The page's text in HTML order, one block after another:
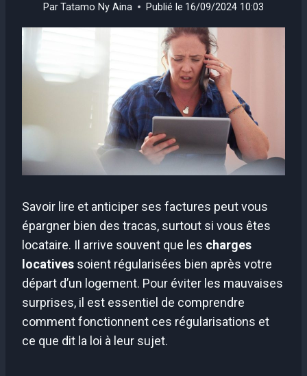
ParTatamo Ny Aina Publié le 16/09/2024 10:03
Savoir lire et anticiper ses factures peut vous
épargner bien des tracas, surtout si vous êtes
locataire. Il arrive souvent que les charges
locatives soient régularisées bien après votre
départ d’un logement. Pour éviter les mauvaises
surprises, il est essentiel de comprendre
comment fonctionnent ces régularisations et
ce que dit la loi à leur sujet.